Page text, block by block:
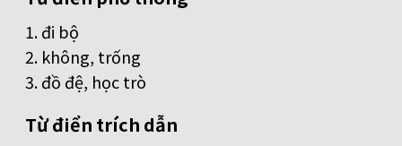
1. đi bộ
2. không, trống
3. đồ đệ, học trò
Từ điển trích dẫn